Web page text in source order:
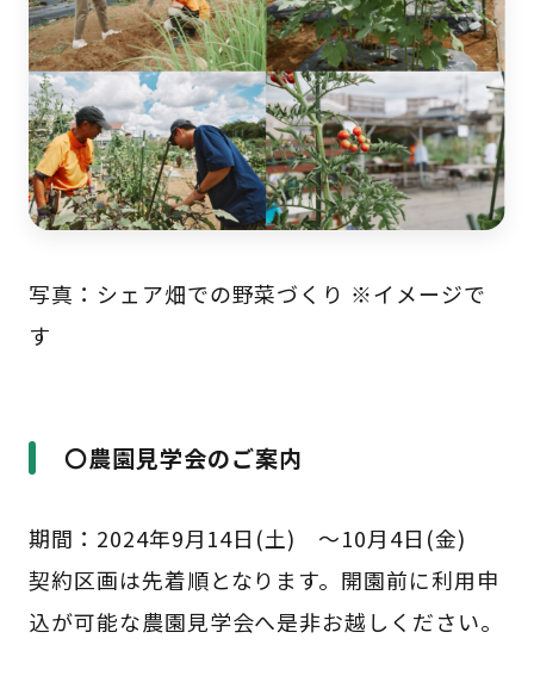
写真：シェア畑での野菜づくり ※イメージで
す
〇農園見学会のご案内
期間：2024年9月14日(土) ～10月4日(金)
契約区画は先着順となります。開園前に利用申
込が可能な農園見学会へ是非お越しください。